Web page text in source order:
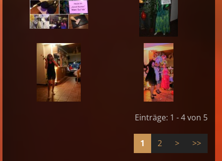
Einträge: 1 - 4 von 5
1 2 > >>